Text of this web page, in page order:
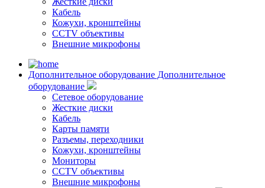
Кабель
Кожухи, кронштейны
CCTV объективы
Внешние микрофоны
Дополнительное оборудование Дополнительное
оборудование
Сетевое оборудование
Жесткие диски
Кабель
Карты памяти
Разъемы, переходники
Кожухи, кронштейны
Мониторы
CCTV объективы
Внешние микрофоны